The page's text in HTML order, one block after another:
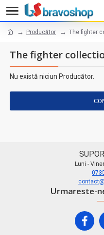
Producător The fighter
The fighter
Nu există niciun Producător.
Luni -
Urmareste-